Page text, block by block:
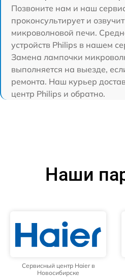
Позвоните нам и наш
проконсультирует и
микроволновой печи.
устройств Philips в нашем
Замена лампочки
выполняется на выезде,
ремонта. Наш курьер
центр Philips и обратно.
Наши
Сервисный центр Haier в
Новосибирске